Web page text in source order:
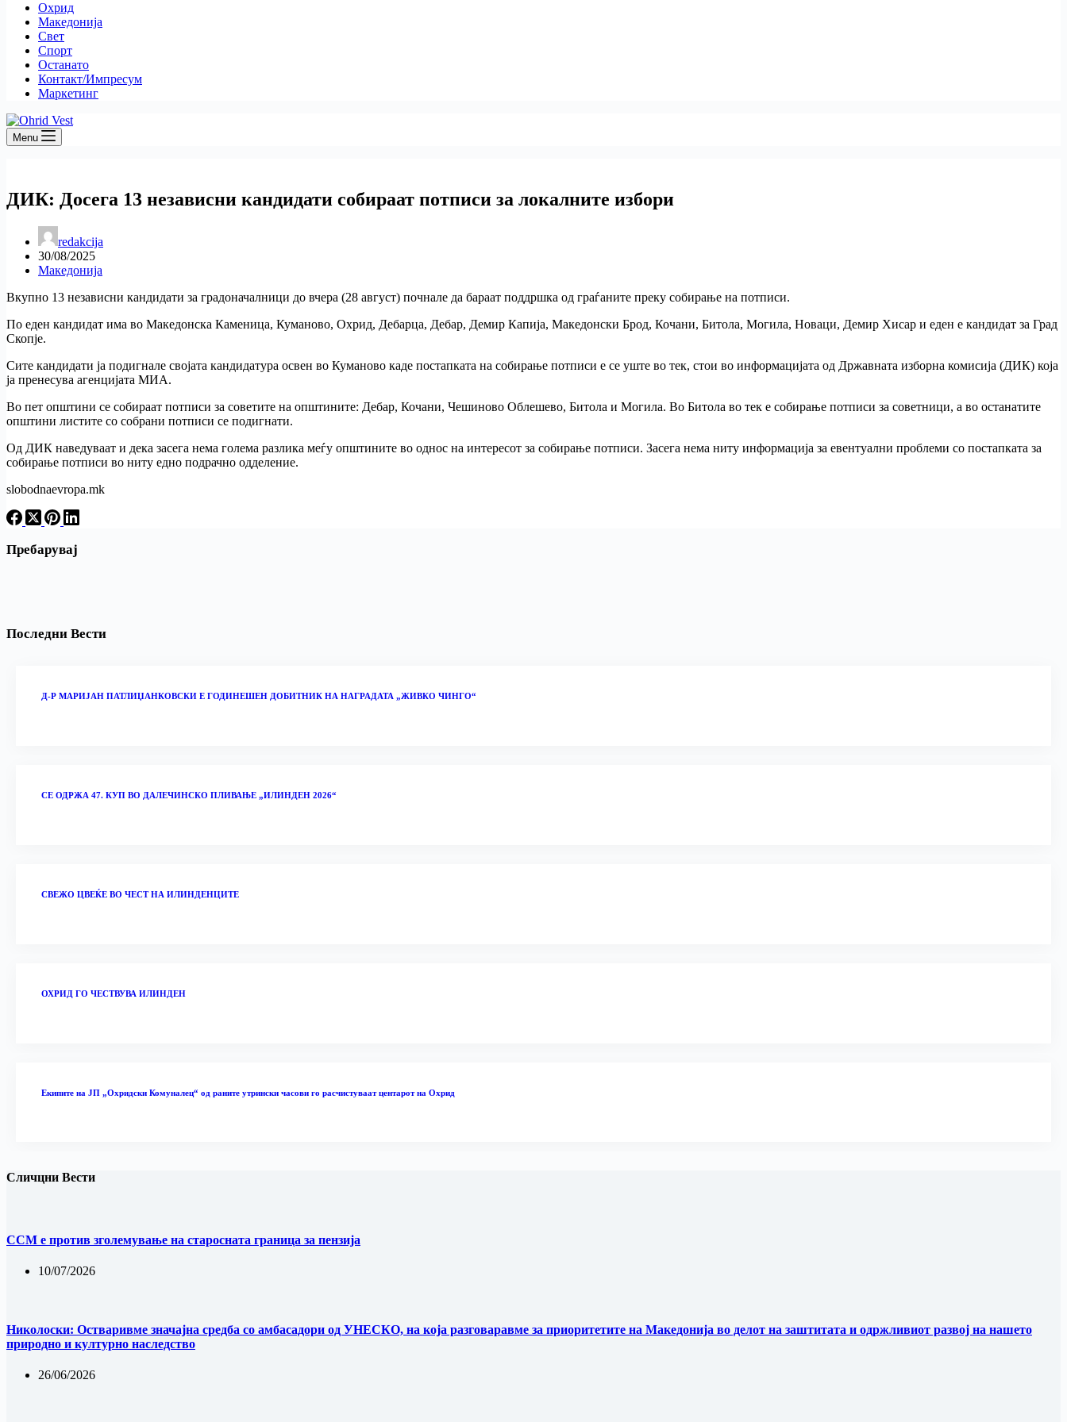
Охрид
Македонија
Свет
Спорт
Останато
Контакт/Импресум
Маркетинг
Menu
ДИК: Досега 13 независни кандидати собираат потписи за локалните избори
redakcija
30/08/2025
Македонија
Вкупно 13 независни кандидати за градоначалници до вчера (28 август) почнале да бараат поддршка од граѓаните преку собирање на потписи.
По еден кандидат има во Македонска Каменица, Куманово, Охрид, Дебарца, Дебар, Демир Капија, Македонски Брод, Кочани, Битола, Могила, Новаци, Демир Хисар и еден е кандидат за Град
Скопје.
Сите кандидати ја подигнале својата кандидатура освен во Куманово каде постапката на собирање потписи е се уште во тек, стои во информацијата од Државната изборна комисија (ДИК) која
ја пренесува агенцијата МИА.
Во пет општини се собираат потписи за советите на општините: Дебар, Кочани, Чешиново Облешево, Битола и Могила. Во Битола во тек е собирање потписи за советници, а во останатите
општини листите со собрани потписи се подигнати.
Од ДИК наведуваат и дека засега нема голема разлика меѓу општините во однос на интересот за собирање потписи. Засега нема ниту информација за евентуални проблеми со постапката за
собирање потписи во ниту едно подрачно одделение.
slobodnaevropa.mk
Пребарувај
Последни Вести
Д-Р МАРИЈАН ПАТЛИЏАНКОВСКИ Е ГОДИНЕШЕН ДОБИТНИК НА НАГРАДАТА „ЖИВКО ЧИНГО“
СЕ ОДРЖА 47. КУП ВО ДАЛЕЧИНСКО ПЛИВАЊЕ „ИЛИНДЕН 2026“
‎СВЕЖО ЦВЕЌЕ ВО ЧЕСТ НА ИЛИНДЕНЦИТЕ
ОХРИД ГО ЧЕСТВУВА ИЛИНДЕН
Екипите на ЈП „Охридски Комуналец“ од раните утрински часови го расчистуваат центарот на Охрид
Сличцни Вести
ССМ е против зголемување на старосната граница за пензија
10/07/2026
Николоски: Остваривме значајна средба со амбасадори од УНЕСКО, на која разговаравме за приоритетите на Македонија во делот на заштитата и одржливиот развој на нашето
природно и културно наследство
26/06/2026